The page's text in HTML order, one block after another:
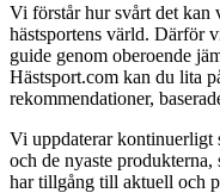
Vi förstår hur svårt det kan
hästsportens värld. Därför
guide genom oberoende
Hästsport.com kan du lita
rekommendationer,
Vi uppdaterar kontinuerligt
och de nyaste produkterna,
har tillgång till aktuell och